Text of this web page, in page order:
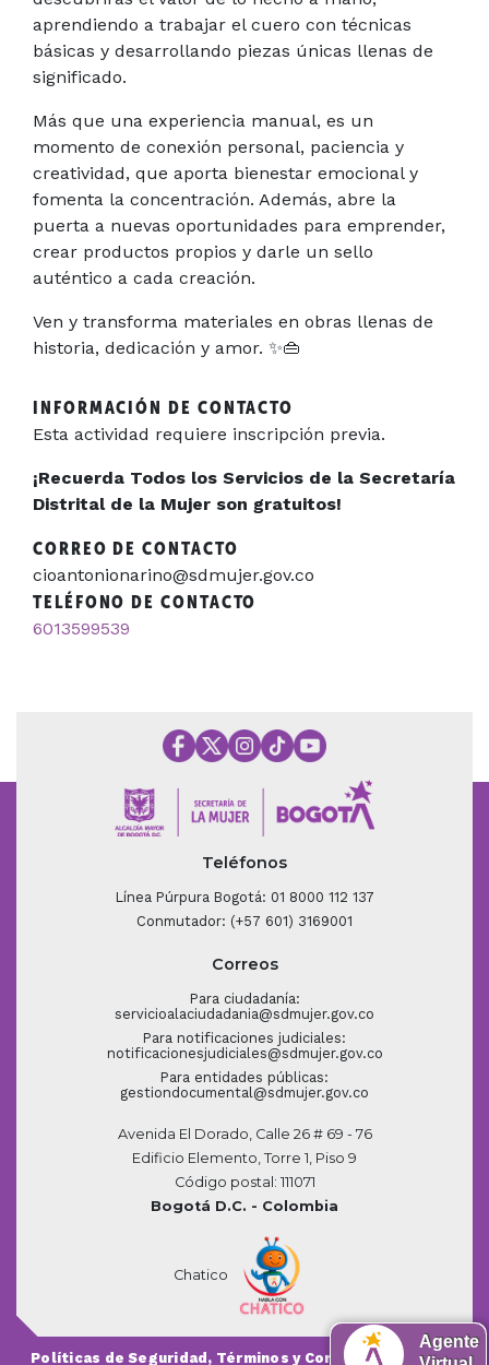
aprendiendo a trabajar el cuero con técnicas
básicas y desarrollando piezas únicas llenas de
significado.
Más que una experiencia manual, es un
momento de conexión personal, paciencia y
creatividad, que aporta bienestar emocional y
fomenta la concentración. Además, abre la
puerta a nuevas oportunidades para emprender,
crear productos propios y darle un sello
auténtico a cada creación.
Ven y transforma materiales en obras llenas de
historia, dedicación y amor. ✨👜
INFORMACIÓN DE CONTACTO
Esta actividad requiere inscripción previa.
¡Recuerda Todos los Servicios de la Secretaría
Distrital de la Mujer son gratuitos!
CORREO DE CONTACTO
cioantonionarino@sdmujer.gov.co
TELÉFONO DE CONTACTO
6013599539
Teléfonos
Línea Púrpura Bogotá: 01 8000 112 137
Conmutador: (+57 601) 3169001
Correos
Para ciudadanía:
servicioalaciudadania@sdmujer.gov.co
Para notificaciones judiciales:
notificacionesjudiciales@sdmujer.gov.co
Para entidades públicas:
gestiondocumental@sdmujer.gov.co
Avenida El Dorado, Calle 26 # 69 - 76
Edificio Elemento, Torre 1, Piso 9
Código postal: 111071
Bogotá D.C. - Colombia
Chatico
Políticas de Seguridad, Términos y Condiciones de
Agente